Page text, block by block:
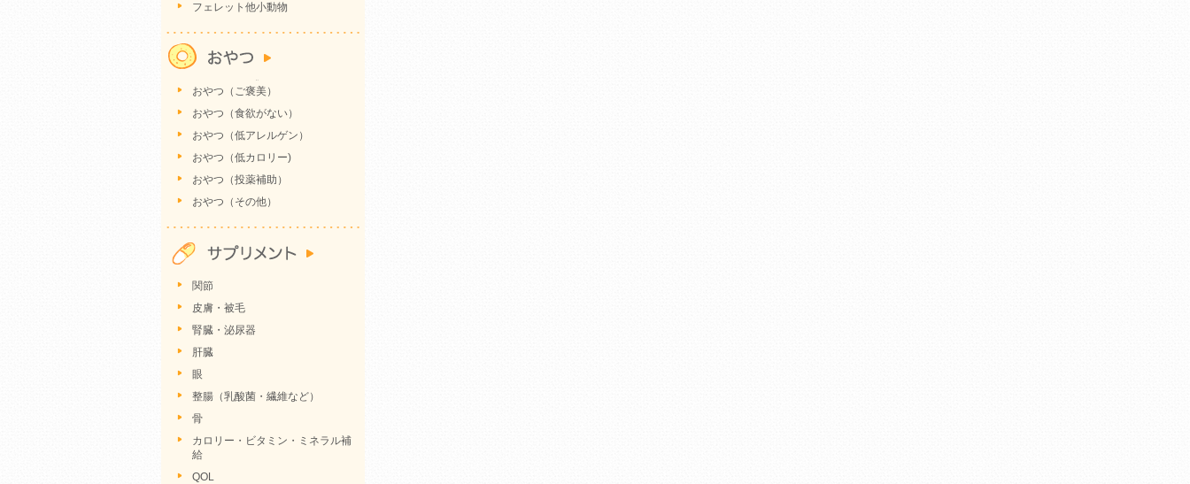
フェレット他小動物
おやつ（ご褒美）
おやつ（食欲がない）
おやつ（低アレルゲン）
おやつ（低カロリー)
おやつ（投薬補助）
おやつ（その他）
関節
皮膚・被毛
腎臓・泌尿器
肝臓
眼
整腸（乳酸菌・繊維など）
骨
カロリー・ビタミン・ミネラル補
給
QOL